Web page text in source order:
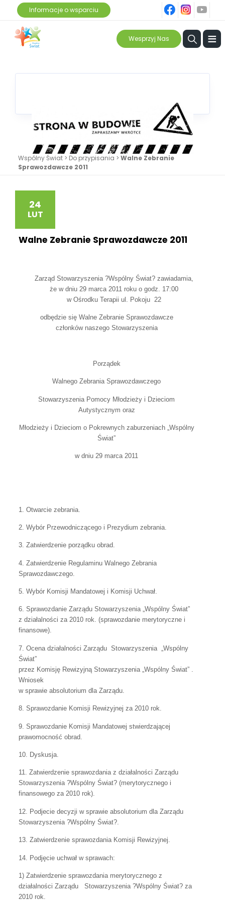
Informacje o wsparciu
ins
Wesprzyj Nas ≡
Wspólny Świat > Do przypisania > Walne Zebranie
Sprawozdawcze 2011
24
LUT
Walne Zebranie Sprawozdawcze 2011
Zarząd Stowarzyszenia ?Wspólny Świat? zawiadamia,
że w dniu 29 marca 2011 roku o godz. 17:00
w Ośrodku Terapii ul. Pokoju 22
odbędzie się Walne Zebranie Sprawozdawcze
członków naszego Stowarzyszenia
Porządek
Walnego Zebrania Sprawozdawczego
Stowarzyszenia Pomocy Młodzieży i Dzieciom
Autystycznym oraz
Młodzieży i Dzieciom o Pokrewnych zaburzeniach „Wspólny
Świat”
w dniu 29 marca 2011
1. Otwarcie zebrania.
2. Wybór Przewodniczącego i Prezydium zebrania.
3. Zatwierdzenie porządku obrad.
4. Zatwierdzenie Regulaminu Walnego Zebrania
Sprawozdawczego.
5. Wybór Komisji Mandatowej i Komisji Uchwał.
6. Sprawozdanie Zarządu Stowarzyszenia „Wspólny Świat”
z działalności za 2010 rok. (sprawozdanie merytoryczne i
finansowe).
7. Ocena działalności Zarządu Stowarzyszenia „Wspólny
Świat”
przez Komisję Rewizyjną Stowarzyszenia „Wspólny Świat” .
Wniosek
w sprawie absolutorium dla Zarządu.
8. Sprawozdanie Komisji Rewizyjnej za 2010 rok.
9. Sprawozdanie Komisji Mandatowej stwierdzającej
prawomocność obrad.
10. Dyskusja.
11. Zatwierdzenie sprawozdania z działalności Zarządu
Stowarzyszenia ?Wspólny Świat? (merytorycznego i
finansowego za 2010 rok).
12. Podjecie decyzji w sprawie absolutorium dla Zarządu
Stowarzyszenia ?Wspólny Świat?.
13. Zatwierdzenie sprawozdania Komisji Rewizyjnej.
14. Podjęcie uchwał w sprawach:
1) Zatwierdzenie sprawozdania merytorycznego z
działalności Zarządu Stowarzyszenia ?Wspólny Świat? za
2010 rok.